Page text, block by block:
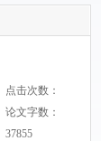
点击次数：
论文字数：
37855